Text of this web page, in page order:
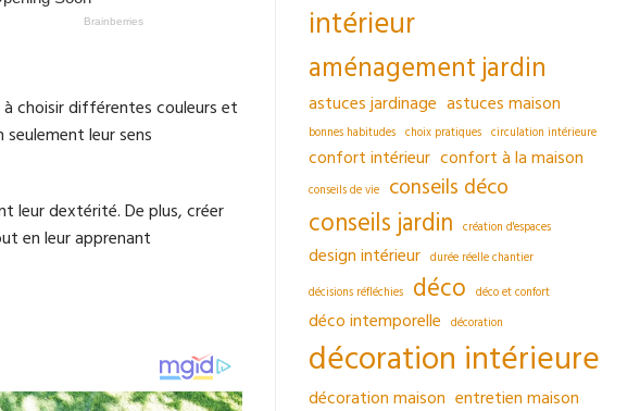
choisir différentes couleurs et
leur sens
leur dextérité. De plus, créer
en leur apprenant
intérieur
aménagement jardin
astuces jardinage astuces maison
bonnes habitudes choix pratiques circulation intérieure
confort intérieur confort à la maison
conseils de vie conseils déco
conseils jardin création d'espaces
design intérieur durée réelle chantier
décisions réfléchies déco déco et confort
déco intemporelle décoration
décoration intérieure
décoration maison entretien maison